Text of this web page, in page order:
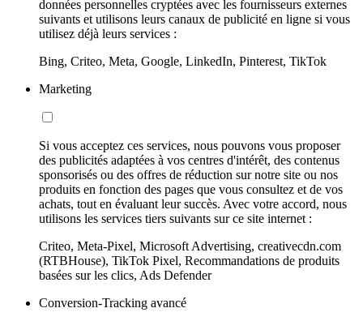
données personnelles cryptées avec les fournisseurs externes
suivants et utilisons leurs canaux de publicité en ligne si vous
utilisez déjà leurs services :
Bing, Criteo, Meta, Google, LinkedIn, Pinterest, TikTok
Marketing
Si vous acceptez ces services, nous pouvons vous proposer
des publicités adaptées à vos centres d'intérêt, des contenus
sponsorisés ou des offres de réduction sur notre site ou nos
produits en fonction des pages que vous consultez et de vos
achats, tout en évaluant leur succès. Avec votre accord, nous
utilisons les services tiers suivants sur ce site internet :
Criteo, Meta-Pixel, Microsoft Advertising, creativecdn.com
(RTBHouse), TikTok Pixel, Recommandations de produits
basées sur les clics, Ads Defender
Conversion-Tracking avancé